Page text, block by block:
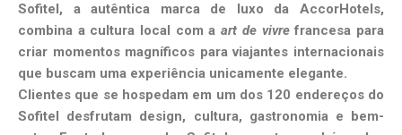
Sofitel, a autêntica marca de luxo da AccorHotels,
combina a cultura local com aart de vivrefrancesa para
criar momentos magníficos para viajantes internacionais
que buscam uma experiência unicamente elegante.
Clientes que se hospedam em um dos 120 endereços do
Sofitel desfrutam design, cultura, gastronomia e bem-